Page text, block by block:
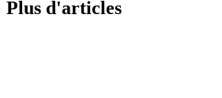
Plus d'articles